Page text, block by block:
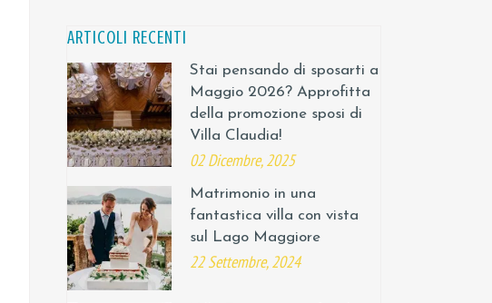
ARTICOLI RECENTI
Stai pensando di sposarti a
Maggio 2026? Approfitta
della promozione sposi di
Villa Claudia!
02 Dicembre, 2025
Matrimonio in una
fantastica villa con vista
sul Lago Maggiore
22 Settembre, 2024